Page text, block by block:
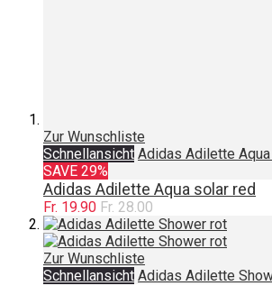
Zur Wunschliste
Schnellansicht Adidas Adilette
SAVE 29%
Adidas Adilette Aqua solar red
Fr. 19.90 Fr. 28.00
Zur Wunschliste
Schnellansicht Adidas Adilette